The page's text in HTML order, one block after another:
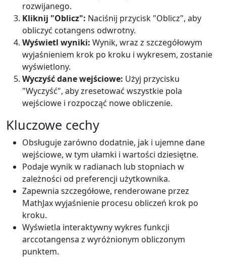
rozwijanego.
Kliknij "Oblicz": Naciśnij przycisk "Oblicz", aby
obliczyć cotangens odwrotny.
Wyświetl wyniki: Wynik, wraz z szczegółowym
wyjaśnieniem krok po kroku i wykresem, zostanie
wyświetlony.
Wyczyść dane wejściowe: Użyj przycisku
"Wyczyść", aby zresetować wszystkie pola
wejściowe i rozpocząć nowe obliczenie.
Kluczowe cechy
Obsługuje zarówno dodatnie, jak i ujemne dane
wejściowe, w tym ułamki i wartości dziesiętne.
Podaje wynik w radianach lub stopniach w
zależności od preferencji użytkownika.
Zapewnia szczegółowe, renderowane przez
MathJax wyjaśnienie procesu obliczeń krok po
kroku.
Wyświetla interaktywny wykres funkcji
arccotangensa z wyróżnionym obliczonym
punktem.